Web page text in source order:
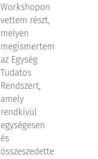
Workshopon
vettem részt,
melyen
megismertem
az Egység
Tudatos
Rendszert,
amely
rendkívül
egységesen
és
összeszedette